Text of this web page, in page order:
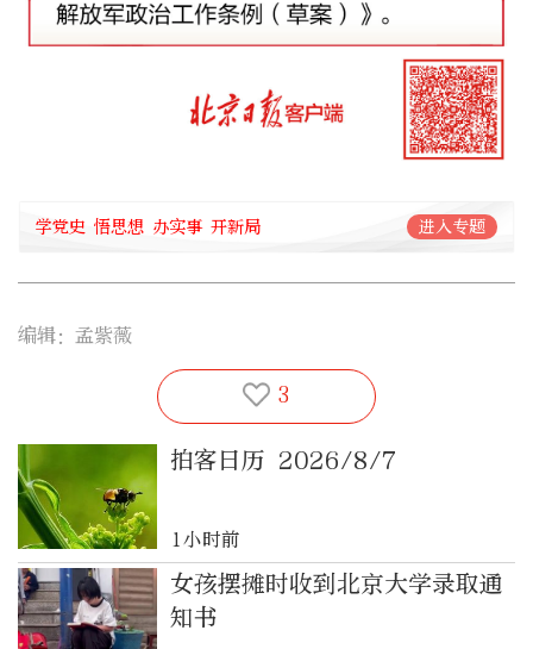
学党史 悟思想 办实事 开新局 进入专题
编辑：孟紫薇
3
拍客日历 2026/8/7
1小时前
女孩摆摊时收到北京大学录取通
知书